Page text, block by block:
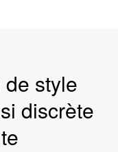
style
discrète